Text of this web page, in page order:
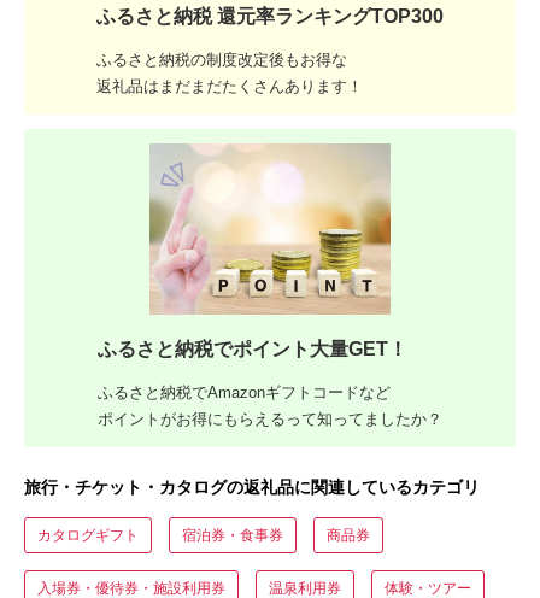
ふるさと納税 還元率ランキングTOP300
ふるさと納税の制度改定後もお得な
返礼品はまだまだたくさんあります！
ふるさと納税でポイント大量GET！
ふるさと納税でAmazonギフトコードなど
ポイントがお得にもらえるって知ってましたか？
旅行・チケット・カタログの返礼品に関連しているカテゴリ
カタログギフト 宿泊券・食事券 商品券
入場券・優待券・施設利用券 温泉利用券 体験・ツアー